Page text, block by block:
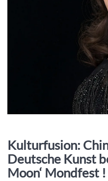
Kulturfusion:
Deutsche Kunst
Moon‘ Mondfest !